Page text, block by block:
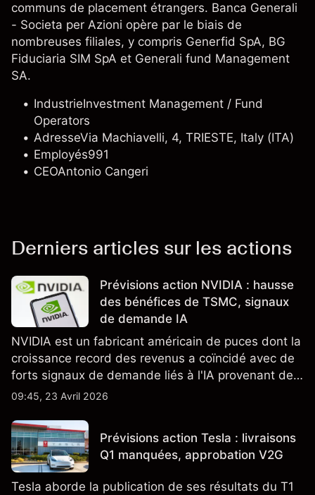
communs de placement étrangers. Banca Generali
- Societa per Azioni opère par le biais de
nombreuses filiales, y compris Generfid SpA, BG
Fiduciaria SIM SpA et Generali fund Management
SA.
IndustrieInvestment Management / Fund
Operators
AdresseVia Machiavelli, 4, TRIESTE, Italy (ITA)
Employés991
CEOAntonio Cangeri
Derniers articles sur les actions
Prévisions action NVIDIA : hausse
des bénéfices de TSMC, signaux
de demande IA
NVIDIA est un fabricant américain de puces dont la
croissance record des revenus a coïncidé avec de
forts signaux de demande liés à l'IA provenant de
partenaires clés de la chaîne d'approvisionnement,
passées ne préjugent pas des résultats futurs.
09:45, 23 Avril 2026
Prévisions action Tesla : livraisons
Q1 manquées, approbation V2G
Tesla aborde la publication de ses résultats du T1